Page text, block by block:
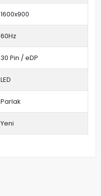
1600x900
60Hz
30 Pin / eDP
LED
Parlak
Yeni